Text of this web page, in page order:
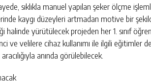
sıklıkla manuel yapılan şeker ölçme
kaygı düzeyleri artmadan motive bir
halinde yürütülecek projeden her 1. sınıf
ve velilere cihaz kullanımı ile ilgili eğitimler
anında görülebilecek.